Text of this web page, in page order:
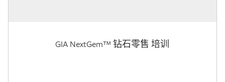
GIA NextGem™ 钻石零售 培训